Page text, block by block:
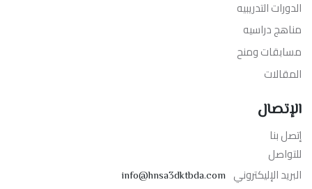
الدورات التدريبيه
مناهج دراسيه
مسابقات ومنح
المقالات
الإتصال
إتصل بنا
للتواصل
البريد الإليكتروني info@hnsa3dktbda.com